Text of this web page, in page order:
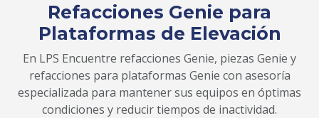
Refacciones Genie para
Plataformas de Elevación
En LPS Encuentre refacciones Genie, piezas Genie y
refacciones para plataformas Genie con asesoría
especializada para mantener sus equipos en óptimas
condiciones y reducir tiempos de inactividad.